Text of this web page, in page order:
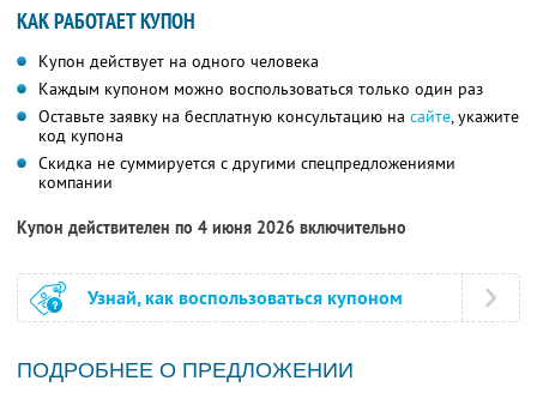
КАК РАБОТАЕТ КУПОН
Купон действует на одного человека
Каждым купоном можно воспользоваться только один раз
Оставьте заявку на бесплатную консультацию на сайте, укажите
код купона
Скидка не суммируется с другими спецпредложениями
компании
Купон действителен по 4 июня 2026 включительно
Узнай, как воспользоваться купоном
ПОДРОБНЕЕ О ПРЕДЛОЖЕНИИ